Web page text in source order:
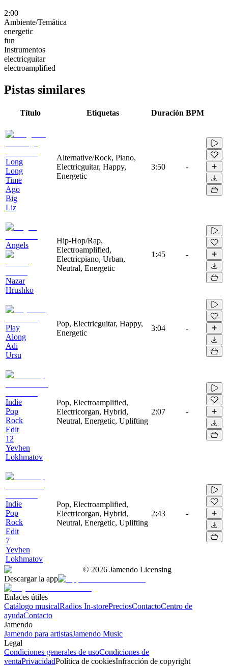
2:00
Ambiente/Temática
energetic
fun
Instrumentos
electricguitar
electroamplified
Pistas similares
Título Etiquetas Duración BPM
Long
Long
Time
Ago
Big
Liz
Alternative/Rock, Piano,
Electricguitar, Happy,
Energetic
3:50 -
Angels
Nazar
Hrushko
Hip-Hop/Rap,
Electroamplified,
Electricpiano, Urban,
Neutral, Energetic
1:45 -
Play
Along
Adi
Ursu
Pop, Electricguitar, Happy,
Energetic
3:04 -
Indie
Pop
Rock
Edit
12
Yevhen
Lokhmatov
Pop, Electroamplified,
Electricorgan, Hybrid,
Neutral, Energetic, Uplifting
2:07 -
Indie
Pop
Rock
Edit
7
Yevhen
Lokhmatov
Pop, Electroamplified,
Electricorgan, Hybrid,
Neutral, Energetic, Uplifting
2:43 -
© 2026 Jamendo Licensing
Descargar la app
Enlaces útiles
Catálogo musicalRadios In-storePreciosContactoCentro de
ayudaContacto
Jamendo
Jamendo para artistasJamendo Music
Legal
Condiciones generales de usoCondiciones de
ventaPrivacidadPolítica de cookiesInfracción de copyright